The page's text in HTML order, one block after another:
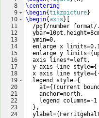
8
9
10
11
12
13
14
15
16
17
18
19
20
21
22
23
24
\centering
\begin{tikzpicture}
\begin{axis }
/pgf/number
  ymin=0,
enlarge x
  enlarge y limits=
{
  axis lines*=left,
  y axis line style=
{
  x axis line style=
{
  legend style=
{
    at=
{( current
    anchor=north,
    legend columns=-1
} ,
  ylabel=
{